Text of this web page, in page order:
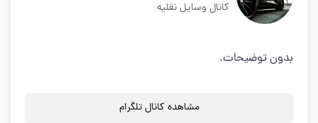
کانال وسایل نقلیه
بدون توضیحات.
مشاهده کانال تلگرام